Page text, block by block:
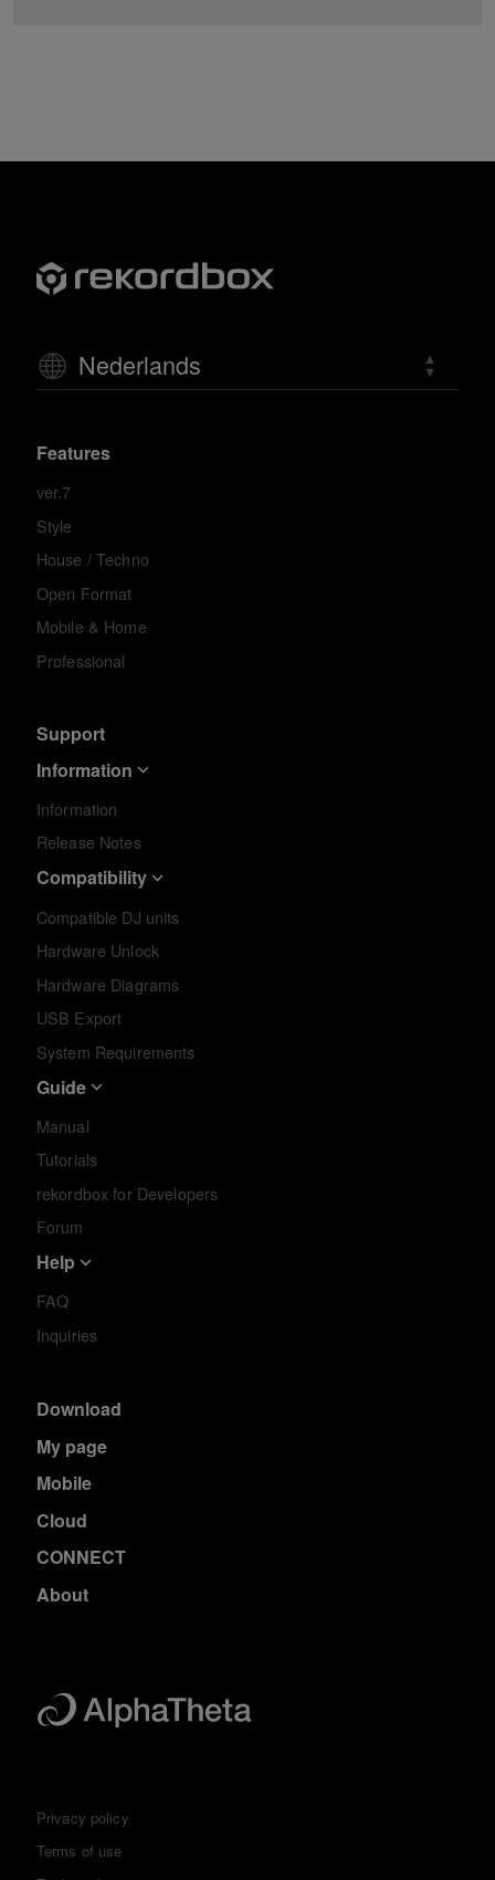
Nederlands
Features
ver.7
Style
House / Techno
Open Format
Mobile & Home
Professional
Support
Information
Information
Release Notes
Compatibility
Compatible DJ units
Hardware Unlock
Hardware Diagrams
USB Export
System Requirements
Guide
Manual
Tutorials
rekordbox for Developers
Forum
Help
FAQ
Inquiries
Download
My page
Mobile
Cloud
CONNECT
About
Privacy policy
Terms of use